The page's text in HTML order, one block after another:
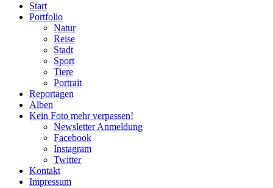
Start
Portfolio
Natur
Reise
Stadt
Sport
Tiere
Portrait
Reportagen
Alben
Kein Foto mehr verpassen!
Newsletter Anmeldung
Facebook
Instagram
Twitter
Kontakt
Impressum